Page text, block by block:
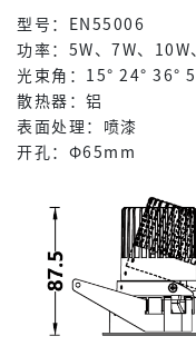
型号：EN55006
功率：5W、7W、10W
光束角：15° 24° 36°
散热器：铝
表面处理：喷漆
开孔：Φ65mm